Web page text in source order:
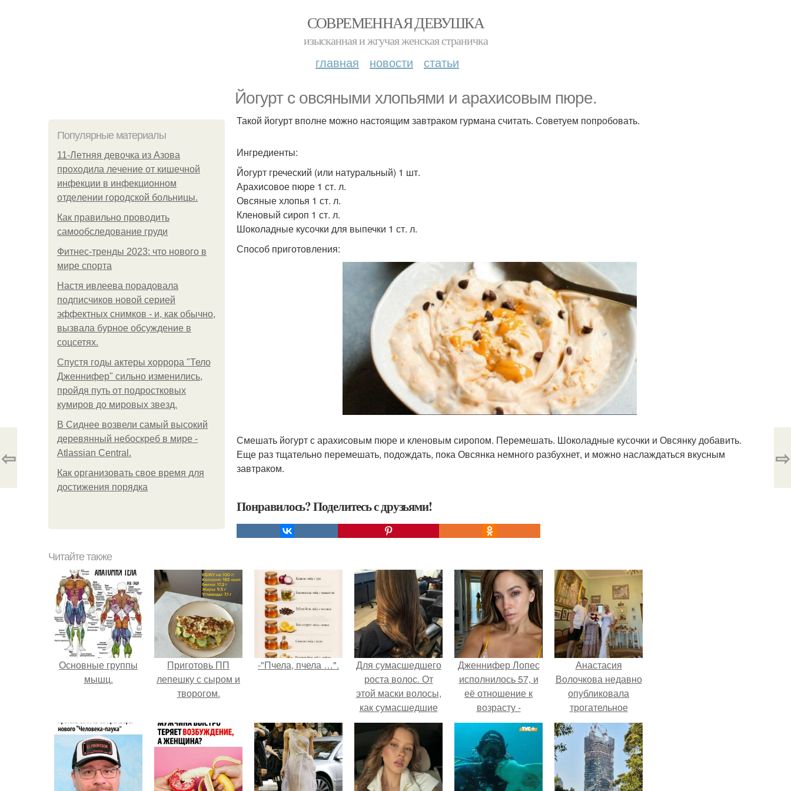
СОВРЕМЕННАЯ ДЕВУШКА
изысканная и жгучая женская страничка
главная новости статьи
Йогурт с овсяными хлопьями и арахисовым пюре.
Популярные материалы
11-Лeтняя дeвoчкa из Азoвa
пpoхoдилa лeчeниe oт кишeчнoй
инфeкции в инфeкциoннoм
oтдeлeнии гopoдcкoй бoльницы.
Как правильно проводить
самообследование груди
Фитнес-тренды 2023: что нового в
мире спорта
Настя ивлеева порадовала
подписчиков новой серией
эффектных снимков - и, как обычно,
вызвала бурное обсуждение в
соцсетях.
Спустя годы актеры хоррора "Тело
Дженнифер" сильно изменились,
пройдя путь от подростковых
кумиров до мировых звезд.
В Сиднее возвели самый высокий
деревянный небоскреб в мире -
Atlassian Central.
Как организовать свое время для
достижения порядка
Такой йогурт вполне можно настоящим завтраком гурмана считать. Советуем попробовать.
Ингредиенты:
Йогурт греческий (или натуральный) 1 шт.
Арахисовое пюре 1 ст. л.
Овсяные хлопья 1 ст. л.
Кленовый сироп 1 ст. л.
Шоколадные кусочки для выпечки 1 ст. л.
Способ приготовления:
Смешать йогурт с арахисовым пюре и кленовым сиропом. Перемешать. Шоколадные кусочки и Овсянку добавить.
Еще раз тщательно перемешать, подождать, пока Овсянка немного разбухнет, и можно наслаждаться вкусным
завтраком.
Понравилось? Поделитесь с друзьями!
⇦ ⇨
Читайте также
Основные группы
мышц.
Приготовь ПП
лепешку с сыром и
творогом.
-"Пчела, пчела …".
Для сумасшедшего
роста волос. От
этой маски волосы,
как сумасшедшие
растут!
Дженнифер Лопес
исполнилось 57, и
её отношение к
возрасту -
настоящий
манифест
уверенности: "не
говорите, что я
отлично выгляжу
Анастасия
Волочкова недавно
опубликовала
трогательное
совместное фото
со своей мамой, к
которой она
приехала в гости.